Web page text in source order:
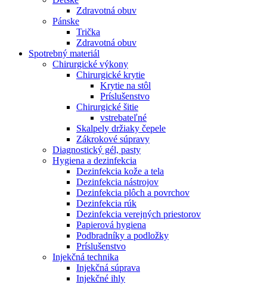
Zdravotná obuv
Pánske
Trička
Zdravotná obuv
Spotrebný materiál
Chirurgické výkony
Chirurgické krytie
Krytie na stôl
Príslušenstvo
Chirurgické šitie
vstrebateľné
Skalpely držiaky čepele
Zákrokové súpravy
Diagnostický gél, pasty
Hygiena a dezinfekcia
Dezinfekcia kože a tela
Dezinfekcia nástrojov
Dezinfekcia plôch a povrchov
Dezinfekcia rúk
Dezinfekcia verejných priestorov
Papierová hygiena
Podbradníky a podložky
Príslušenstvo
Injekčná technika
Injekčná súprava
Injekčné ihly